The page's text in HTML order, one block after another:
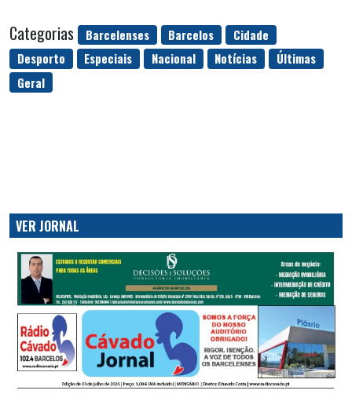
Categorias Barcelenses Barcelos
Cidade
Desporto
Especiais Nacional Notícias
Últimas
Geral
VER JORNAL